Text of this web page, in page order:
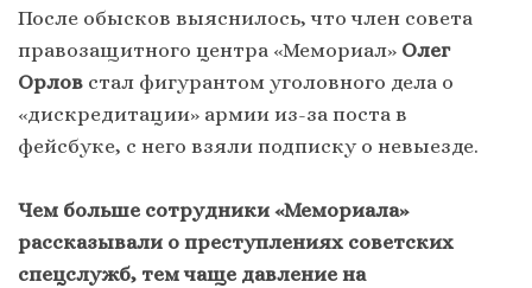
После обысков выяснилось, что член совета
правозащитного центра «Мемориал» Олег
Орлов стал фигурантом уголовного дела о
«дискредитации» армии из-за поста в
фейсбуке, с него взяли подписку о невыезде.
Чем больше сотрудники «Мемориала»
рассказывали о преступлениях советских
спецслужб, тем чаще давление на